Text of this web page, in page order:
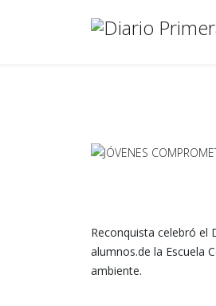
Reconquista celebró el
alumnos.de la Escuela
ambiente.